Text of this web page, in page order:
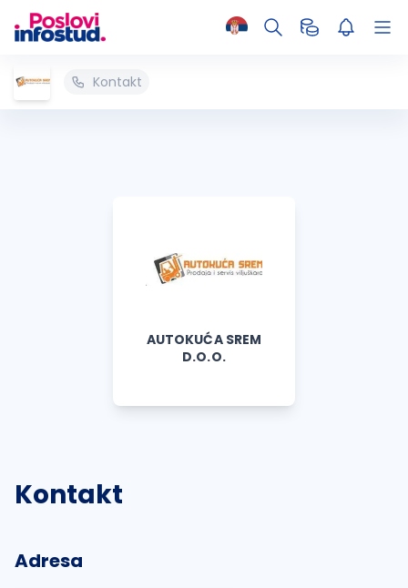
Kontakt
AUTOKUĆA SREM
D.O.O.
Kontakt
Adresa